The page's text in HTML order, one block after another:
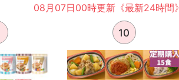
08月07日00時更新《最新24時間》
10